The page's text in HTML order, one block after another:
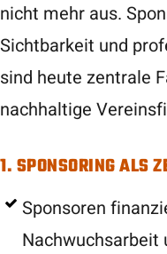
nicht mehr aus.
Sichtbarkeit und
sind heute zentrale
nachhaltige
1. SPONSORING ALS
Sponsoren